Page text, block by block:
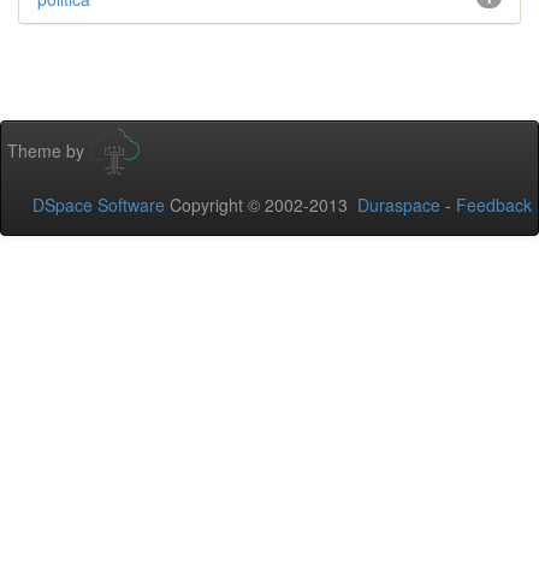
Theme by
DSpace Software Copyright © 2002-2013 Duraspace - Feedback